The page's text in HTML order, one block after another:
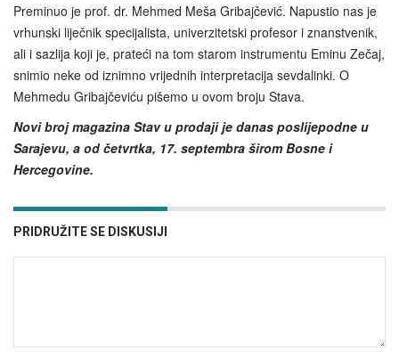
Preminuo je prof. dr. Mehmed Meša Gribajčević. Napustio nas je
vrhunski liječnik specijalista, univerzitetski profesor i znanstvenik,
ali i sazlija koji je, prateći na tom starom instrumentu Eminu Zečaj,
snimio neke od iznimno vrijednih interpretacija sevdalinki. O
Mehmedu Gribajčeviću pišemo u ovom broju Stava.
Novi broj magazina Stav u prodaji je danas poslijepodne u
Sarajevu, a od četvrtka, 17. septembra širom Bosne i
Hercegovine.
PRIDRUŽITE SE DISKUSIJI